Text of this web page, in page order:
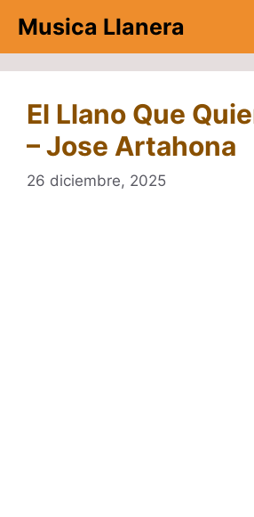
contenido
Musica Llanera
El Llano Que
– Jose Artahona
26 diciembre, 2025